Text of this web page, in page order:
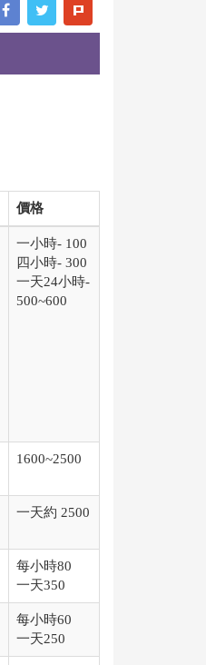
價格
一小時- 100
四小時- 300
一天24小時-
500~600
1600~2500
一天約 2500
每小時80
一天350
每小時60
一天250